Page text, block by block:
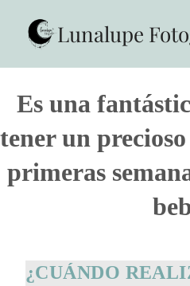
contenido Lunalupe
Es una
tener un
primeras
¿CUÁNDO